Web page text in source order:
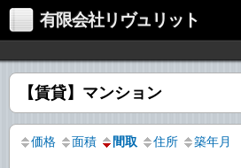
有限会社リヴュリット
【賃貸】マンション
価格 面積 間取 住所 築年月